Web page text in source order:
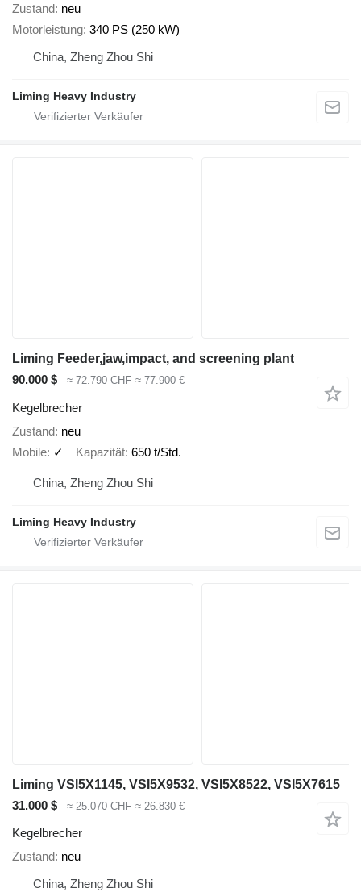
Zustand neu
Motorleistung 340 PS (250 kW)
China, Zheng Zhou Shi
Liming Heavy Industry
Liming Feeder,jaw,impact, and screening plant
90.000 $
≈ 72.790 CHF ≈ 77.900 €
Kegelbrecher
Zustand neu
Mobile ✓ Kapazität 650 t/Std.
China, Zheng Zhou Shi
Liming Heavy Industry
Liming VSI5X1145, VSI5X9532, VSI5X8522, VSI5X7615
31.000 $
≈ 25.070 CHF ≈ 26.830 €
Kegelbrecher
Zustand neu
China, Zheng Zhou Shi